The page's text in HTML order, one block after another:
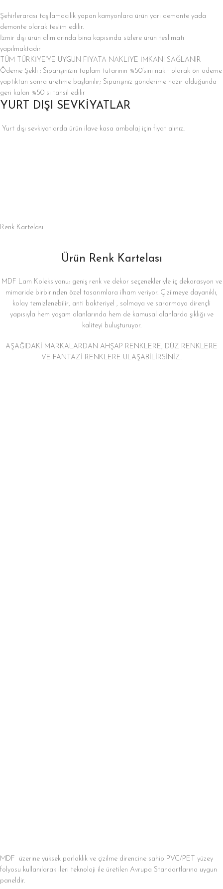
Şehirlerarası taşılamacılık yapan kamyonlara ürün yarı demonte yada
demonte olarak teslim edilir.
İzmir dışı ürün alımlarında bina kapısında sizlere ürün teslimatı
yapılmaktadır
TÜM TÜRKİYE’YE UYGUN FİYATA NAKLİYE İMKANI SAĞLANIR
Ödeme Şekli : Siparişinizin toplam tutarının %50’sini nakit olarak ön ödeme
yaptıktan sonra üretime başlanılır; Siparişiniz gönderime hazır olduğunda
geri kalan %50 si tahsil edilir
YURT DIŞI SEVKİYATLAR
Yurt dışı sevkiyatlarda ürün ilave kasa ambalaj için fiyat alınız..
Renk Kartelası
Ürün Renk Kartelası
MDF Lam Koleksiyonu; geniş renk ve dekor seçenekleriyle iç dekorasyon ve
mimaride birbirinden özel tasarımlara ilham veriyor. Çizilmeye dayanıklı,
kolay temizlenebilir, anti bakteriyel , solmaya ve sararmaya dirençli
yapısıyla hem yaşam alanlarında hem de kamusal alanlarda şıklığı ve
kaliteyi buluşturuyor.
AŞAĞIDAKİ MARKALARDAN AHŞAP RENKLERE, DÜZ RENKLERE
VE FANTAZİ RENKLERE ULAŞABİLİRSİNİZ..
MDF üzerine yüksek parlaklık ve çizilme direncine sahip PVC/PET yüzey
folyosu kullanılarak ileri teknoloji ile üretilen Avrupa Standartlarına uygun
paneldir.